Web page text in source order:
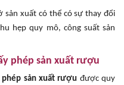
sản xuất có thể có sự thay đổi
hẹp quy mô, công suất sản
phép sản xuất rượu
phép sản xuất rượu được quy